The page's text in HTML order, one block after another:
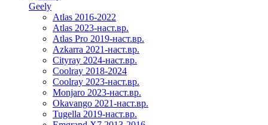
Geely
Atlas 2016-2022
Atlas 2023-наст.вр.
Atlas Pro 2019-наст.вр.
Azkarra 2021-наст.вр.
Cityray 2024-наст.вр.
Coolray 2018-2024
Coolray 2023-наст.вр.
Monjaro 2023-наст.вр.
Okavango 2021-наст.вр.
Tugella 2019-наст.вр.